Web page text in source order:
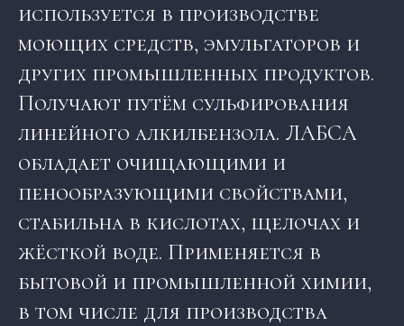
используется в производстве
моющих средств, эмульгаторов и
других промышленных продуктов.
Получают путём сульфирования
линейного алкилбензола. ЛАБСА
обладает очищающими и
пенообразующими свойствами,
стабильна в кислотах, щелочах и
жёсткой воде. Применяется в
бытовой и промышленной химии,
в том числе для производства